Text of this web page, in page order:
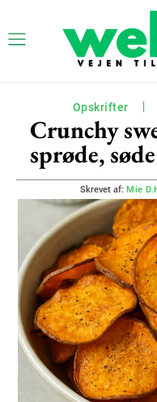
Opskrifter
Crunchy
sprøde,
Skrevet af: Mie